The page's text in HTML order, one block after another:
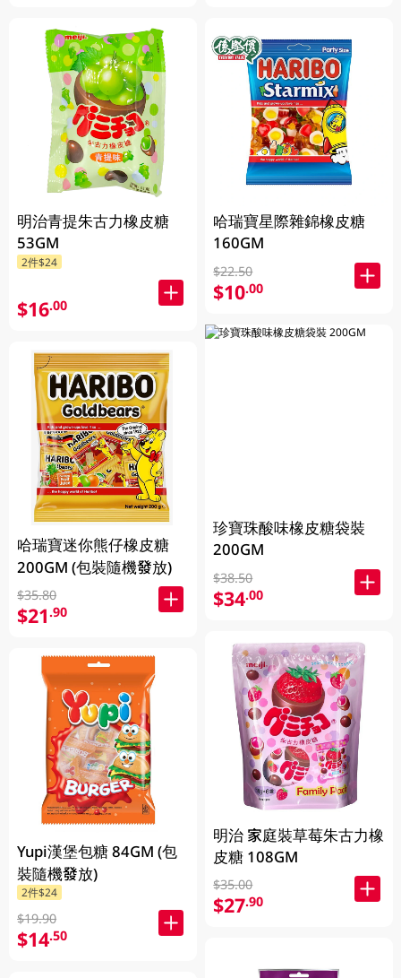
明治青提朱古力橡皮糖
53GM
2件$24
$16.00
哈瑞寶迷你熊仔橡皮糖
200GM (包裝隨機發放)
$35.80
$21.90
Yupi漢堡包糖 84GM (包
裝隨機發放)
2件$24
$19.90
$14.50
哈瑞寶星際雜錦橡皮糖
160GM
$22.50
$10.00
珍寶珠酸味橡皮糖袋裝
200GM
$38.50
$34.00
明治 家庭裝草莓朱古力橡
皮糖 108GM
$35.00
$27.90